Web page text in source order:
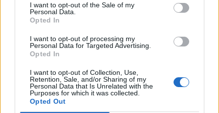
I want to opt-out of the Sale of my
Personal Data.
Opted In
I want to opt-out of processing my
Personal Data for Targeted Advertising.
Opted In
I want to opt-out of Collection, Use,
Retention, Sale, and/or Sharing of my
Personal Data that Is Unrelated with the
Purposes for which it was collected.
Opted Out